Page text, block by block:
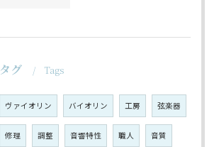
タグ Tags
ヴァイオリン バイオリン 工房 弦楽器
修理 調整 音響特性 職人 音質